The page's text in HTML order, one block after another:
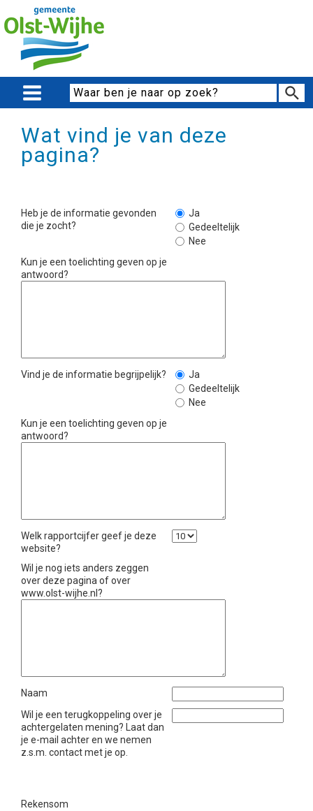
Wat vind je van deze
pagina?
Heb je de informatie gevonden
die je zocht?
Ja
Gedeeltelijk
Nee
Kun je een toelichting geven op je
antwoord?
Vind je de informatie begrijpelijk?
Ja
Gedeeltelijk
Nee
Kun je een toelichting geven op je
antwoord?
Welk rapportcijfer geef je deze
website?
Wil je nog iets anders zeggen
over deze pagina of over
www.olst-wijhe.nl?
Naam
Wil je een terugkoppeling over je
achtergelaten mening? Laat dan
je e-mail achter en we nemen
z.s.m. contact met je op.
Rekensom